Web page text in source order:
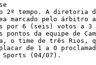
2º tempo. A diretoria
marcado pelo
por 6 (seis) votos a
da equipe de
o time de três Rios,
de 1 a 0
Sports (04/07).